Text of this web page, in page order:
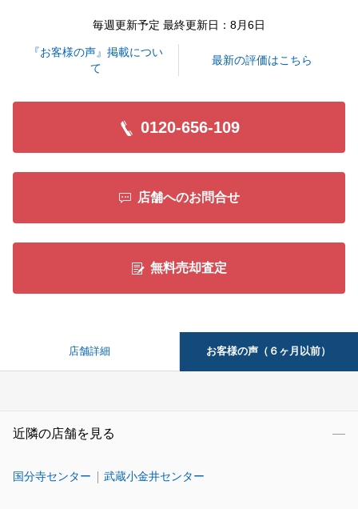
毎週更新予定 最終更新日：8月6日
『お客様の声』掲載につい
て
最新の評価はこちら
0120-656-109
店舗へのお問合せ
無料売却査定
店舗詳細 お客様の声（６ヶ月以前）
近隣の店舗を見る
国分寺センター 武蔵小金井センター